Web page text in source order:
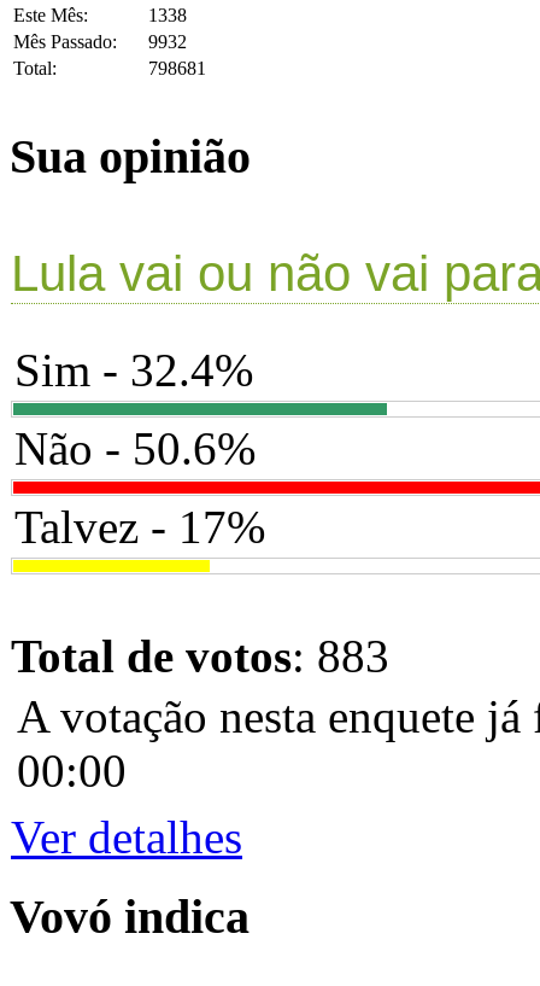
Este Mês:
1338
Mês Passado:
9932
Total:
798681
Sua opinião
Lula vai ou não vai
Sim - 32.4%
Não - 50.6%
Talvez - 17%
Total de votos: 883
A votação nesta enquete
00:00
Ver detalhes
Vovó indica